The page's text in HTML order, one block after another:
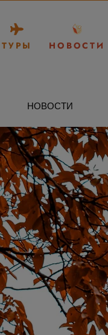
ТУРЫ НОВОСТИ
НОВОСТИ